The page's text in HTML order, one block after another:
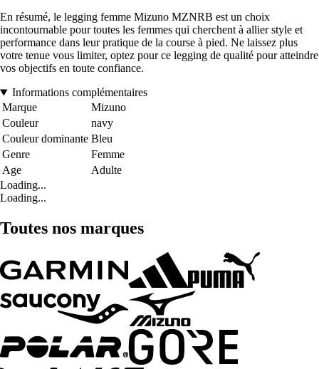
En résumé, le legging femme Mizuno MZNRB est un choix
incontournable pour toutes les femmes qui cherchent à allier style et
performance dans leur pratique de la course à pied. Ne laissez plus
votre tenue vous limiter, optez pour ce legging de qualité pour atteindre
vos objectifs en toute confiance.
Informations complémentaires
Marque
Mizuno
Couleur
navy
Couleur dominante Bleu
Genre
Femme
Age
Adulte
Loading...
Loading...
Toutes nos marques